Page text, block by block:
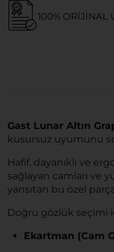
100% ORIJINAL
Gast Lunar Altın
kusursuz uyumunu
Hafif, dayanıklı ve
sağlayan camları ve
yansıtan bu özel
Doğru gözlük seçimi
Ekartman (Cam